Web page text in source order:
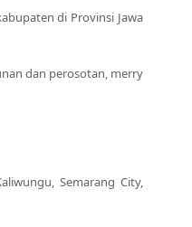
di Provinsi Jawa
dan perosotan, merry
Semarang City,